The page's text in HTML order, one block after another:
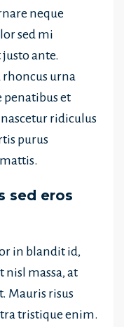
neque
sed mi
ante.
rhoncus urna
penatibus et
ridiculus
purus
sed eros
in blandit id,
massa, at
Mauris risus
tristique enim.